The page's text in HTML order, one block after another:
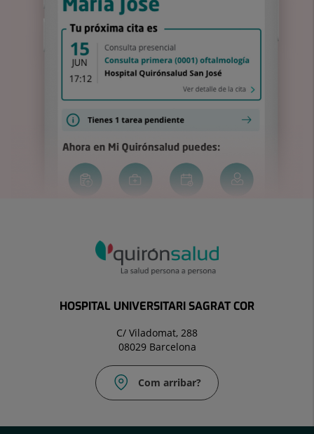
HOSPITAL UNIVERSITARI SAGRAT COR
C/ Viladomat, 288
08029 Barcelona
Com arribar?